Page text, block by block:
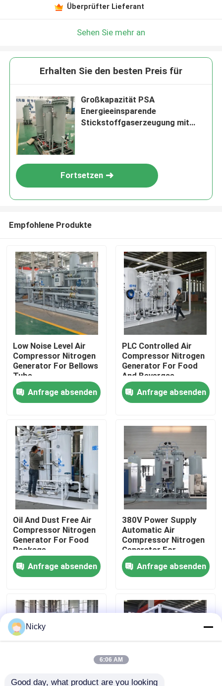
Zu Hause
Produkte
Über uns
Werksbesichtigung
Qualitätskontrolle
Kontakt mit uns
Bitte um ein Angebot
Hoher Reinheitsgrad-Stickstoff-Generator
Überprüfter Lieferant
Sehen Sie mehr an
Erhalten Sie den besten Preis für
Großkapazität PSA
Energieeinsparende
Stickstoffgaserzeugung mit
Fortsetzen
Empfohlene Produkte
Low Noise Level Air
Compressor Nitrogen
Generator For Bellows
Tube
Anfrage absenden
PLC Controlled Air
Compressor Nitrogen
Generator For Food
And Bevergae
Anfrage absenden
Oil And Dust Free Air
Compressor Nitrogen
Generator For Food
Package
Anfrage absenden
380V Power Supply
Automatic Air
Compressor Nitrogen
Generator For
Beverage Filling
Anfrage absenden
Nicky
6:06 AM
Good day, what product are you looking